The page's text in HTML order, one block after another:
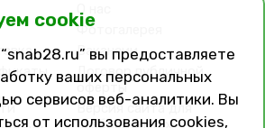
О нас
Фотогалерея
Вакансии
Договор публичной
оферты
Версия сайта для
слабовидящих
cookie
вы предоставляете
ваших персональных
сервисов веб-аналитики. Вы
от использования cookies,